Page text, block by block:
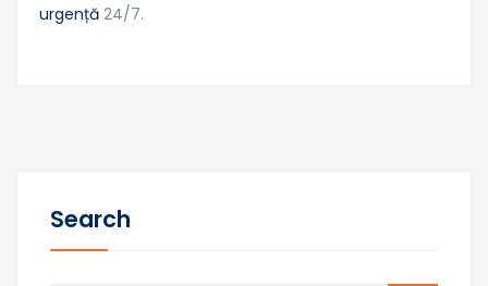
urgență 24/7.
Search